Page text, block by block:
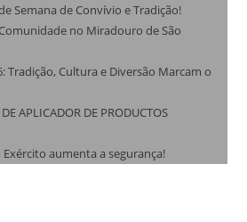
Semana de Convívio e Tradição!
no Miradouro de São
Tradição, Cultura e Diversão Marcam o
APLICADOR DE PRODUCTOS
aumenta a segurança!